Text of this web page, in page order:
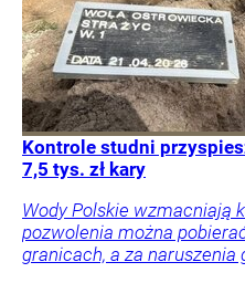
Kontrole studni
7,5 tys. zł kary
Wody Polskie wzmacniają
pozwolenia można
granicach, a za naruszenia